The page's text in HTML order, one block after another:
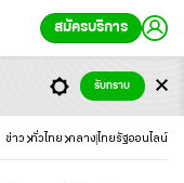
สมัครบริการ
ข่าว ทั่วไทย กลาง ไทยรัฐออนไลน์
รับทราบ